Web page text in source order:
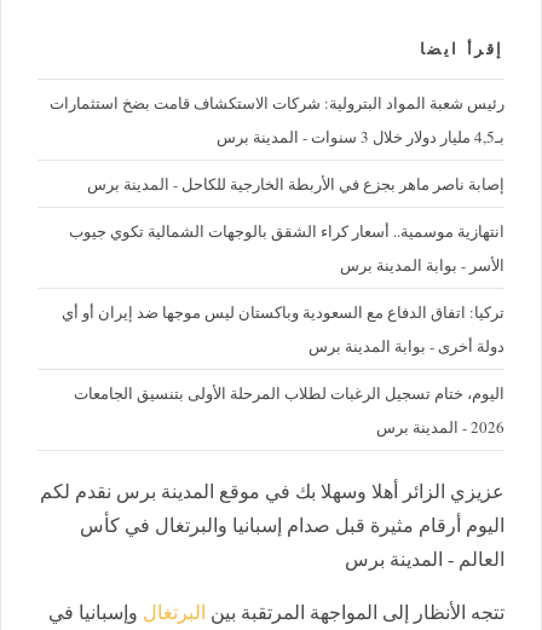
إقرأ ايضا
رئيس شعبة المواد البترولية: شركات الاستكشاف قامت بضخ استثمارات
بـ4,5 مليار دولار خلال 3 سنوات - المدينة برس
إصابة ناصر ماهر بجزع في الأربطة الخارجية للكاحل - المدينة برس
‪انتهازية موسمية.. أسعار كراء الشقق بالوجهات الشمالية تكوي جيوب
الأسر - بوابة المدينة برس
تركيا: اتفاق الدفاع مع السعودية وباكستان ليس موجها ضد إيران أو أي
دولة أخرى - بوابة المدينة برس
اليوم، ختام تسجيل الرغبات لطلاب المرحلة الأولى بتنسيق الجامعات
2026 - المدينة برس
عزيزي الزائر أهلا وسهلا بك في موقع المدينة برس نقدم لكم
اليوم أرقام مثيرة قبل صدام إسبانيا والبرتغال في كأس
العالم - المدينة برس
تتجه الأنظار إلى المواجهة المرتقبة بين البرتغال وإسبانيا في